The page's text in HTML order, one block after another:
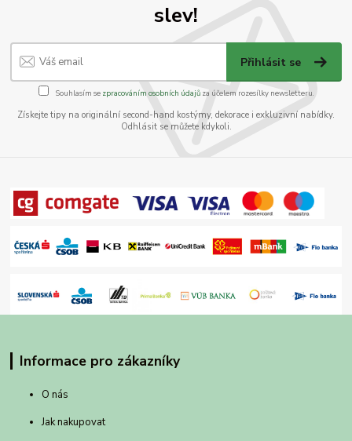
slev!
Přihlásit se
Souhlasím se zpracováním osobních údajůza účelem rozesílky newsletteru.
Získejte tipy na originální second-hand kostýmy, dekorace i exkluzivní nabídky.
Odhlásit se můžete kdykoli.
Informace pro zákazníky
O nás
Jak nakupovat